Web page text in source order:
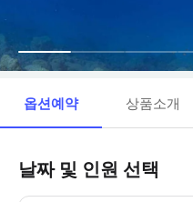
옵션예약 상품소개
날짜 및 인원 선택